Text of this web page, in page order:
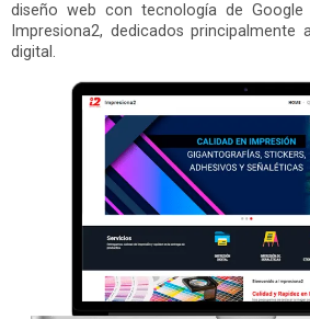
diseño web con tecnología de
Impresiona2, dedicados principalmente
digital.